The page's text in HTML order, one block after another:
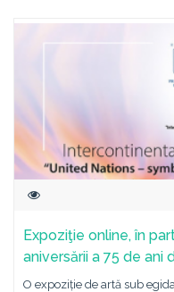
Expoziţie online, în
aniversării a 75 de ani
O expoziție de artă sub